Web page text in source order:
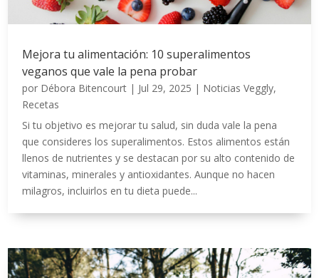
Mejora tu alimentación: 10 superalimentos
veganos que vale la pena probar
por Débora Bitencourt | Jul 29, 2025 | Noticias Veggly,
Recetas
Si tu objetivo es mejorar tu salud, sin duda vale la pena
que consideres los superalimentos. Estos alimentos están
llenos de nutrientes y se destacan por su alto contenido de
vitaminas, minerales y antioxidantes. Aunque no hacen
milagros, incluirlos en tu dieta puede...